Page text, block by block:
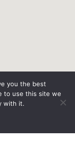
you the best
to use this site we
with it.